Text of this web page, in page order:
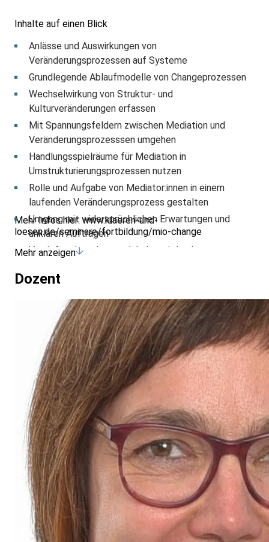
Inhalte auf einen Blick
Anlässe und Auswirkungen von
Veränderungsprozessen auf Systeme
Grundlegende Ablaufmodelle von Changeprozessen
Wechselwirkung von Struktur- und
Kulturveränderungen erfassen
Mit Spannungsfeldern zwischen Mediation und
Veränderungsprozesssen umgehen
Handlungsspielräume für Mediation in
Umstrukturierungsprozessen nutzen
Rolle und Aufgabe von Mediator:innen in einem
laufenden Veränderungsprozess gestalten
Umgang mit widersprüchlichen Erwartungen und
unklaren Aufträgen
Vertiefen der erlernten Inhalte mit konkreter
Üben in Rollenspielen
Reflexion in kollegialer Beratung
Mehr Infos hier:www.klaeren-und-
loesen.de/seminare/fortbildung/mio-change
Mehr anzeigen
Dozent